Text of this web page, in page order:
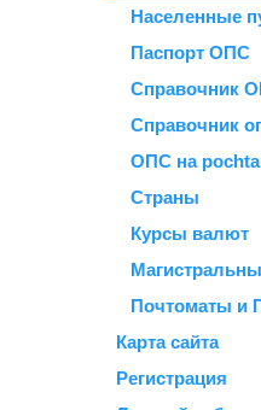
Населенные
Паспорт ОПС
Справочник
Справочник
ОПС на
Страны
Курсы валют
Почтоматы и
Карта сайта
Регистрация